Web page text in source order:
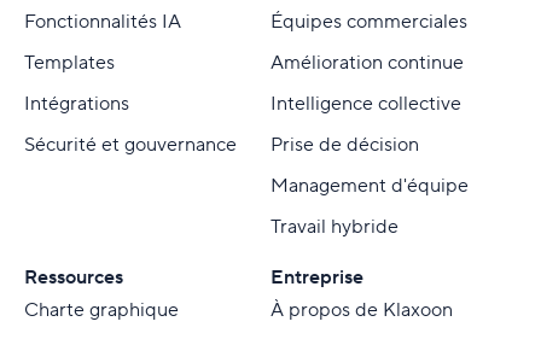
Fonctionnalités IA
Templates
Intégrations
Sécurité et gouvernance
Équipes commerciales
Amélioration continue
Intelligence collective
Prise de décision
Management d'équipe
Travail hybride
Ressources
Charte graphique
Entreprise
À propos de Klaxoon